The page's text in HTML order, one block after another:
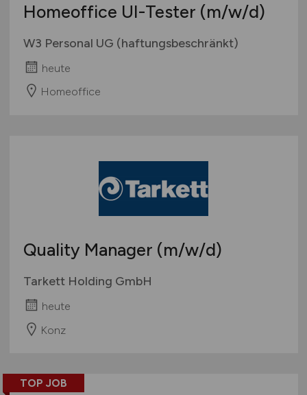
Homeoffice UI-Tester (m/w/d)
W3 Personal UG (haftungsbeschränkt)
heute
Homeoffice
Quality Manager (m/w/d)
Tarkett Holding GmbH
heute
Konz
TOP JOB